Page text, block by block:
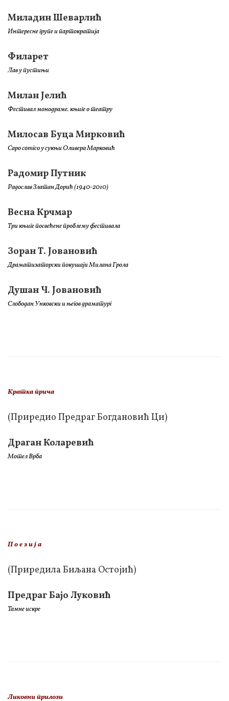
Миладин Шеварлић
Интересне групе и партократија
Филарет
Лав у пустињи
Милан Јелић
Фестивал монодраме. књиге о театру
Милосав Буца Мирковић
Capo comico у сукњи Оливера Марковић
Радомир Путник
Радослав Златан Дорић (1940-2010)
Весна Крчмар
Три књиге посвећене проблему фестивала
Зоран Т. Јовановић
Драматизаторски покушаји Милана Грола
Душан Ч. Јовановић
Слободан Унковски и његов драматург
Кратка прича
(Приредио Предраг Богдановић Ци)
Драган Коларевић
Мотел Врба
П о е з и ј а
(Приредила Биљана Остојић)
Предраг Бајо Луковић
Тамне искре
Ликовни прилози